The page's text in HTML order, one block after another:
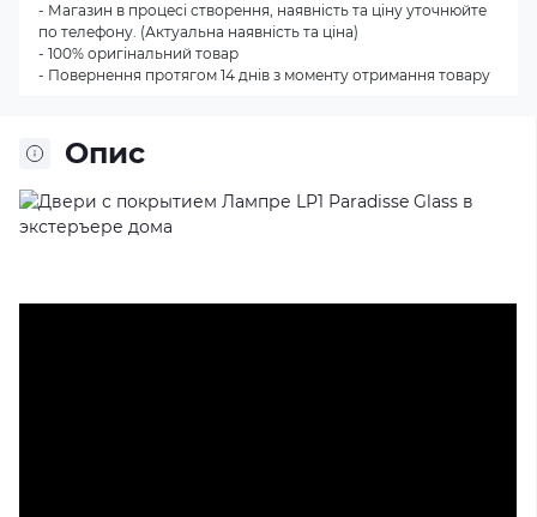
Опис
- Магазин в процесі створення, наявність та ціну уточнюйте
по телефону. (Актуальна наявність та ціна)
- 100% оригінальний товар
- Повернення протягом 14 днів з моменту отримання товару